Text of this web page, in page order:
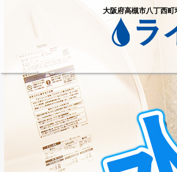
大阪府高槻市八丁西